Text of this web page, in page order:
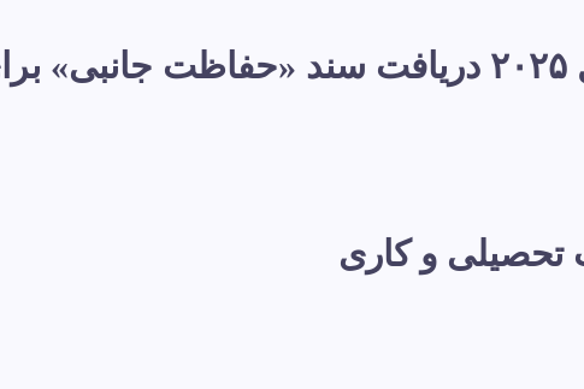
پناهندگی در فرانسه: در سال ۲۰۲۵ دریافت سند
تحصیلی و کاری